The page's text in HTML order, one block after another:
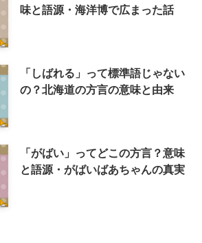
味と語源・海洋博で広まった話
「しばれる」って標準語じゃない
の？北海道の方言の意味と由来
「がばい」ってどこの方言？意味
と語源・がばいばあちゃんの真実